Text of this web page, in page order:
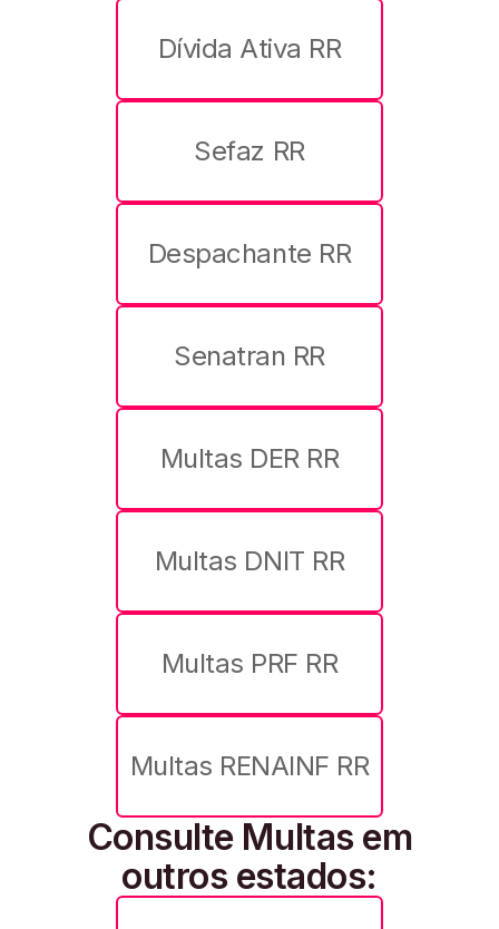
Dívida Ativa RR
Sefaz RR
Despachante RR
Senatran RR
Multas DER RR
Multas DNIT RR
Multas PRF RR
Multas RENAINF RR
Consulte Multas em
outros estados: